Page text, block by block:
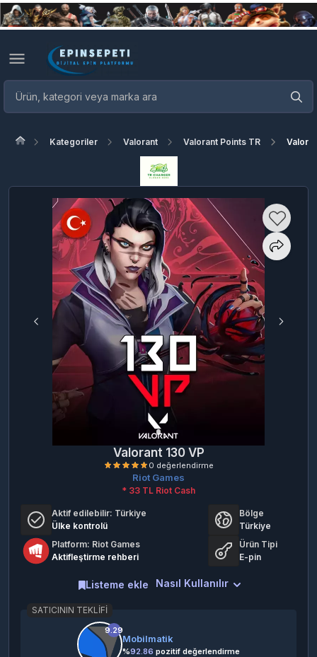
Kategoriler Valorant Valorant Points TR
Valorant 130 VP
0 değerlendirme
Riot Games
* 33 TL Riot Cash
Aktif edilebilir: Türkiye
Ülke kontrolü
Bölge
Türkiye
Platform: Riot Games
Aktifleştirme rehberi
Ürün Tipi
E-pin
Nasıl Kullanılır
Listeme ekle
SATICININ TEKLIFI
9.29
Mobilmatik
%92.86 pozitif değerlendirme